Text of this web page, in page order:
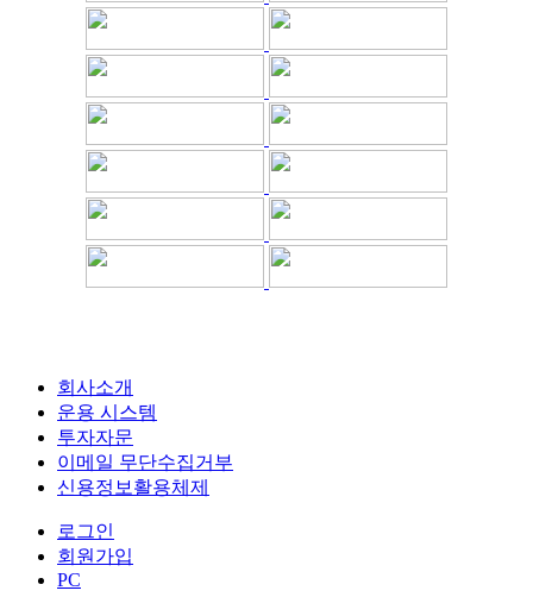
회사소개
운용 시스템
투자자문
이메일 무단수집거부
신용정보활용체제
로그인
회원가입
PC